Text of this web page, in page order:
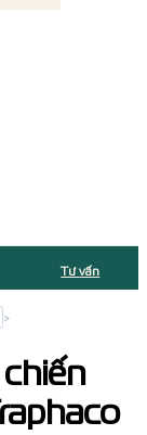
Tư vấn
>